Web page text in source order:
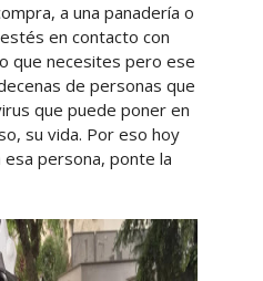
a una panadería o
en contacto con
que necesites pero ese
de personas que
que puede poner en
su vida. Por eso hoy
persona, ponte la